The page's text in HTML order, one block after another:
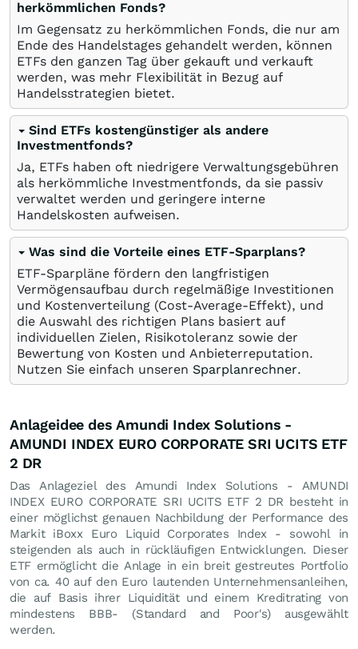
herkömmlichen Fonds?
Im Gegensatz zu herkömmlichen Fonds, die nur am
Ende des Handelstages gehandelt werden, können
ETFs den ganzen Tag über gekauft und verkauft
werden, was mehr Flexibilität in Bezug auf
Handelsstrategien bietet.
Sind ETFs kostengünstiger als andere
Investmentfonds?
Ja, ETFs haben oft niedrigere Verwaltungsgebühren
als herkömmliche Investmentfonds, da sie passiv
verwaltet werden und geringere interne
Handelskosten aufweisen.
Was sind die Vorteile eines ETF-Sparplans?
ETF-Sparpläne fördern den langfristigen
Vermögensaufbau durch regelmäßige Investitionen
und Kostenverteilung (Cost-Average-Effekt), und
die Auswahl des richtigen Plans basiert auf
individuellen Zielen, Risikotoleranz sowie der
Bewertung von Kosten und Anbieterreputation.
Nutzen Sie einfach unseren Sparplanrechner.
Anlageidee des Amundi Index Solutions -
AMUNDI INDEX EURO CORPORATE SRI UCITS ETF
2 DR
Das Anlageziel des Amundi Index Solutions - AMUNDI
INDEX EURO CORPORATE SRI UCITS ETF 2 DR besteht in
einer möglichst genauen Nachbildung der Performance des
Markit iBoxx Euro Liquid Corporates Index - sowohl in
steigenden als auch in rückläufigen Entwicklungen. Dieser
ETF ermöglicht die Anlage in ein breit gestreutes Portfolio
von ca. 40 auf den Euro lautenden Unternehmensanleihen,
die auf Basis ihrer Liquidität und einem Kreditrating von
mindestens BBB- (Standard and Poor's) ausgewählt
werden.